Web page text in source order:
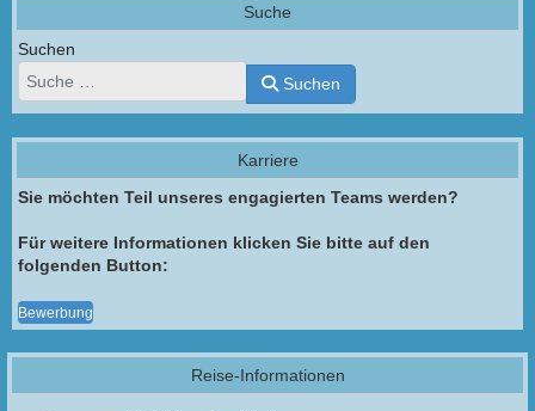
Suche
Suchen
Suchen
Karriere
Sie möchten Teil unseres engagierten Teams werden?
Für weitere Informationen klicken Sie bitte auf den
folgenden Button:
Bewerbung
Reise-Informationen